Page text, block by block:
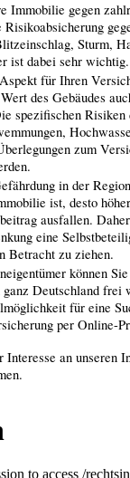
Immobilie gegen
Sturm,
ist dabei sehr wichtig.
für Ihren
des Gebäudes
spezifischen
zum
in der
ist, desto
ausfallen.
eine
Betracht zu ziehen.
können
Deutschland frei
für eine
per Online-
an unseren